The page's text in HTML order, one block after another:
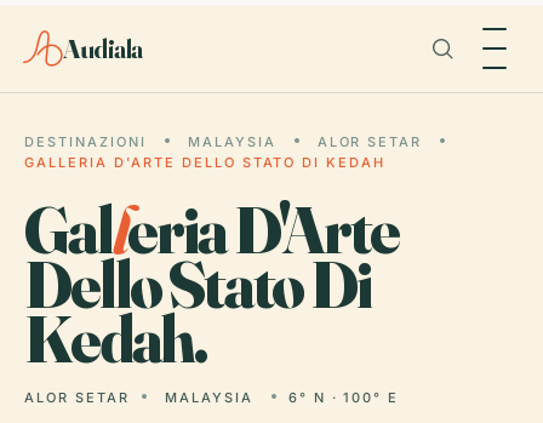
Audiala
DESTINAZIONI MALAYSIA
ALOR SETAR
GALLERIA D'ARTE DELLO STATO DI KEDAH
Galleria D'Arte
Dello Stato Di
Kedah.
ALOR SETAR MALAYSIA 6° N · 100° E